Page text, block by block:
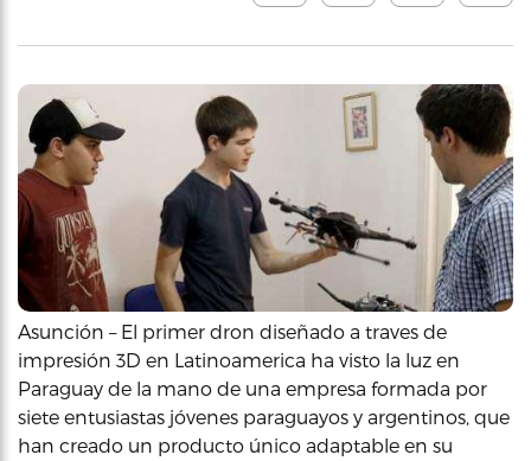
Asunción – El primer dron diseñado a traves de
impresión 3D en Latinoamerica ha visto la luz en
Paraguay de la mano de una empresa formada por
siete entusiastas jóvenes paraguayos y argentinos, que
han creado un producto único adaptable en su